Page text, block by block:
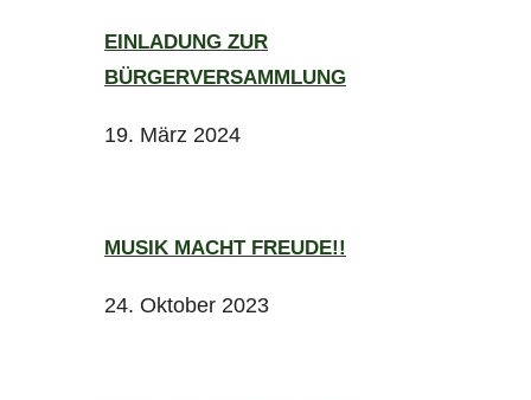
EINLADUNG ZUR
BÜRGERVERSAMMLUNG
19. März 2024
MUSIK MACHT FREUDE!!
24. Oktober 2023